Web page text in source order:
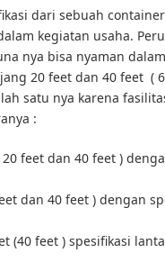
dari sebuah
kegiatan usaha.
nya bisa nyaman
20 feet dan 40 feet (
satu nya karena
:
feet dan 40 feet )
dan 40 feet ) dengan
(40 feet ) spesifikasi